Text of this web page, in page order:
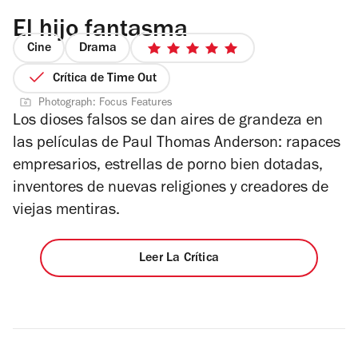
El hijo fantasma
Cine Drama
5
estrellas
Crítica de Time Out
Photograph: Focus Features
Los dioses falsos se dan aires de grandeza en
las películas de Paul Thomas Anderson: rapaces
empresarios, estrellas de porno bien dotadas,
inventores de nuevas religiones y creadores de
viejas mentiras.
Leer La Crítica